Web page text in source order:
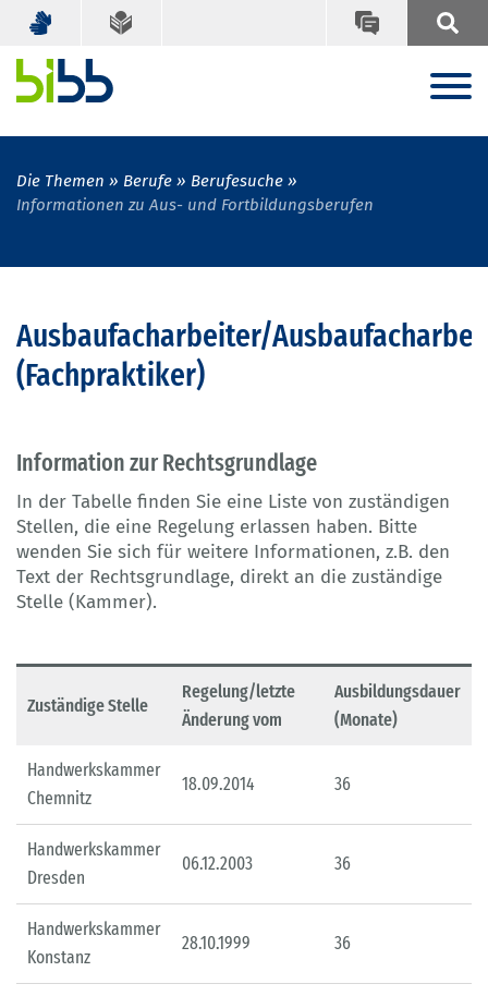
Die Themen Berufe
Berufesuche
Informationen zu Aus- und Fortbildungsberufen
Ausbaufacharbeiter/
(Fachpraktiker)
Information zur Rechtsgrundlage
In der Tabelle finden Sie eine Liste von zuständigen
Stellen, die eine Regelung erlassen haben. Bitte
wenden Sie sich für weitere Informationen, z.B. den
Text der Rechtsgrundlage, direkt an die zuständige
Stelle (Kammer).
Zuständige Stelle
Regelung/letzte
Änderung vom
Ausbildungsdauer
(Monate)
Handwerkskammer
Chemnitz
18.09.2014 36
Handwerkskammer
Dresden
06.12.2003 36
Handwerkskammer
Konstanz
28.10.1999 36